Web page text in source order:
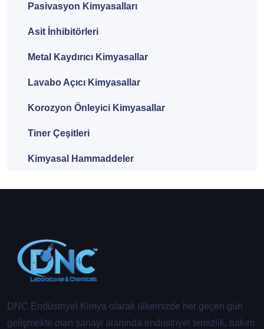
Pasivasyon Kimyasalları
Asit İnhibitörleri
Metal Kaydırıcı Kimyasallar
Lavabo Açıcı Kimyasallar
Korozyon Önleyici Kimyasallar
Tiner Çeşitleri
Kimyasal Hammaddeler
DNC Endüstriyel Kimya olarak ülkemizde her geçen gün
gelişmekte olan sanayi alanında endüstriyel temizlik, bakım